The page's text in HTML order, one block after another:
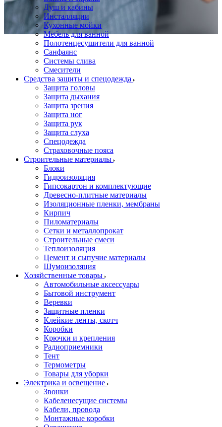
Душ и кабины
Инсталляции
Кухонные мойки
Мебель для ванной
Полотенцесушители для ванной
Санфаянс
Системы слива
Смесители
Средства защиты и спецодежда
Защита головы
Защита дыхания
Защита зрения
Защита ног
Защита рук
Защита слуха
Спецодежда
Страховочные пояса
Строительные материалы
Блоки
Гидроизоляция
Гипсокартон и комплектующие
Древесно-плитные материалы
Изоляционные пленки, мембраны
Кирпич
Пиломатериалы
Сетки и металлопрокат
Строительные смеси
Теплоизоляция
Цемент и сыпучие материалы
Шумоизоляция
Хозяйственные товары
Автомобильные аксессуары
Бытовой инструмент
Веревки
Защитные пленки
Клейкие ленты, скотч
Коробки
Крючки и крепления
Радиоприемники
Тент
Термометры
Товары для уборки
Электрика и освещение
Звонки
Кабеленесущие системы
Кабели, провода
Монтажные коробки